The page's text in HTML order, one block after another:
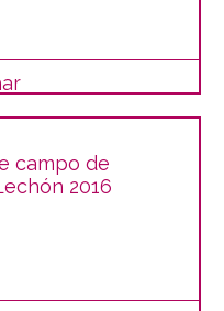
campo de
2016